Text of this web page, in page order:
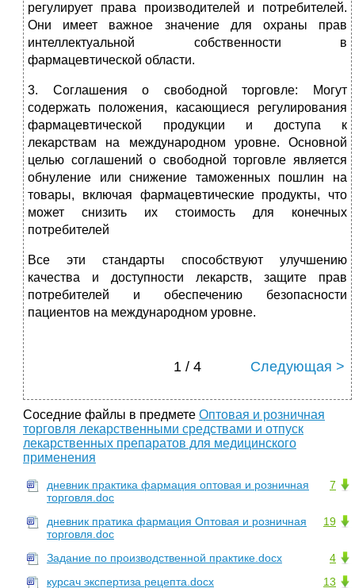
регулирует права производителей и потребителей.
Они имеет важное значение для охраны прав
интеллектуальной собственности в
фармацевтической области.
3. Соглашения о свободной торговле: Могут
содержать положения, касающиеся регулирования
фармацевтической продукции и доступа к
лекарствам на международном уровне. Основной
целью соглашений о свободной торговле является
обнуление или снижение таможенных пошлин на
товары, включая фармацевтические продукты, что
может снизить их стоимость для конечных
потребителей
Все эти стандарты способствуют улучшению
качества и доступности лекарств, защите прав
потребителей и обеспечению безопасности
пациентов на международном уровне.
1 / 4 Следующая >
Соседние файлы в предмете Оптовая и розничная
торговля лекарственными средствами и отпуск
лекарственных препаратов для медицинского
применения
7
дневник практика фармация оптовая и розничная
торговля.doc
19
дневник пратика фармация Оптовая и розничная
торговля.doc
4
Задание по производственной практике.docx
13
курсач экспертиза рецепта.docx